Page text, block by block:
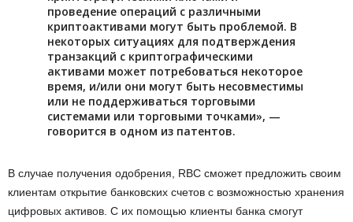
проведение операций с различными
криптоактивами могут быть проблемой. В
некоторых ситуациях для подтверждения
транзакций с криптографическими
активами может потребоваться некоторое
время, и/или они могут быть несовместимы
или не поддерживаться торговыми
системами или торговыми точками», —
говорится в одном из патентов.
В случае получения одобрения, RBC сможет предложить своим
клиентам открытие банковских счетов с возможностью хранения
цифровых активов. С их помощью клиенты банка смогут